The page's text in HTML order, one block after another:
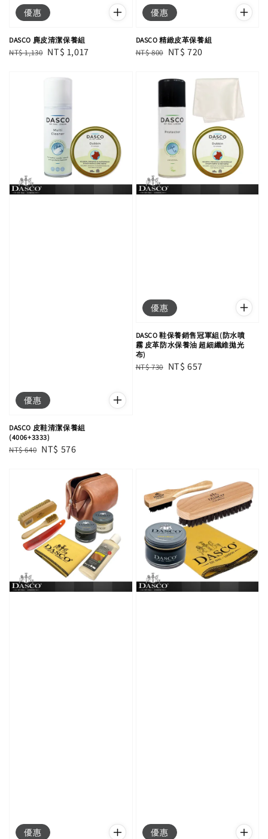
優惠
DASCO 麂皮清潔保養組
Regular
NT$ 1,130 Sale
NT$ 1,017
優惠
DASCO 精緻皮革保養組
Regular
NT$ 800 Sale
NT$ 720
優惠
DASCO 皮鞋清潔保養組
(4006+3333)
Regular
NT$ 640 Sale
NT$ 576
優惠
DASCO 鞋保養銷售冠軍組(防水噴
霧 皮革防水保養油 超細纖維拋光
布)
Regular
NT$ 730 Sale
NT$ 657
優惠 優惠